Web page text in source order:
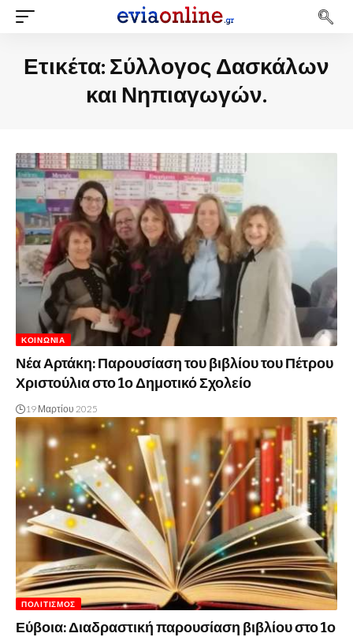
Ετικέτα: Σύλλογος Δασκάλων
και Νηπιαγωγών.
ΚΟΙΝΩΝΊΑ
Νέα Αρτάκη: Παρουσίαση του βιβλίου του Πέτρου
Χριστούλια στο 1ο Δημοτικό Σχολείο
19 Μαρτίου 2025
ΠΟΛΙΤΙΣΜΌΣ
Εύβοια: Διαδραστική παρουσίαση βιβλίου στο 1ο